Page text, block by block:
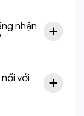
nhận
với